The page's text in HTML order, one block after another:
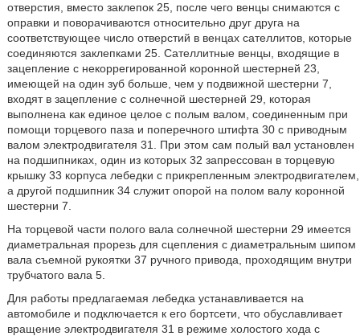
отверстия, вместо заклепок 25, после чего венцы снимаются с
оправки и поворачиваются относительно друг друга на
соответствующее число отверстий в венцах сателлитов, которые
соединяются заклепками 25. Сателлитные венцы, входящие в
зацепление с некоррегированной коронной шестерней 23,
имеющей на один зуб больше, чем у подвижной шестерни 7,
входят в зацепление с солнечной шестерней 29, которая
выполнена как единое целое с полым валом, соединенным при
помощи торцевого паза и поперечного штифта 30 с приводным
валом электродвигателя 31. При этом сам полый вал установлен
на подшипниках, один из которых 32 запрессован в торцевую
крышку 33 корпуса лебедки с прикрепленным электродвигателем,
а другой подшипник 34 служит опорой на полом валу коронной
шестерни 7.
На торцевой части полого вала солнечной шестерни 29 имеется
диаметральная прорезь для сцепления с диаметральным шипом
вала съемной рукоятки 37 ручного привода, проходящим внутри
трубчатого вала 5.
Для работы предлагаемая лебедка устанавливается на
автомобиле и подключается к его бортсети, что обуславливает
вращение электродвигателя 31 в режиме холостого хода с